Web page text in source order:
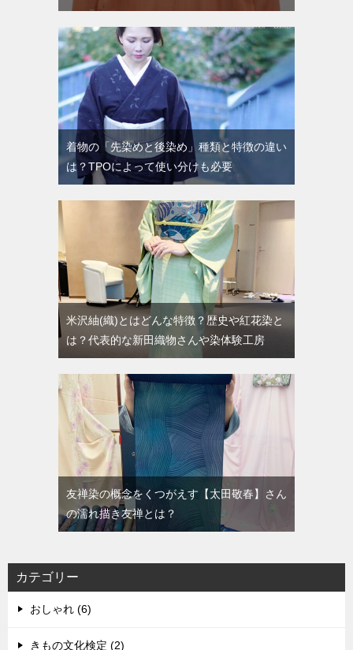
着物の「先染めと後染め」種類と特徴の違い
は？TPOによって使い分けも必要
米沢紬(織)とはどんな特徴？歴史や紅花染と
は？代表的な新田織物さんや染体験工房
友禅染の概念をくつがえす【太田敬春】さん
の濡れ描き友禅とは？
カテゴリー
おしゃれ (6)
きもの文化検定 (2)